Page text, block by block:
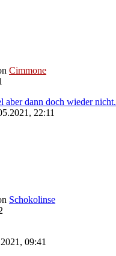
Cimmone
aber dann doch wieder nicht.
22:11
Schokolinse
09:41